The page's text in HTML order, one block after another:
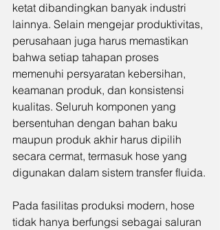
ketat dibandingkan banyak industri
lainnya. Selain mengejar produktivitas,
perusahaan juga harus memastikan
bahwa setiap tahapan proses
memenuhi persyaratan kebersihan,
keamanan produk, dan konsistensi
kualitas. Seluruh komponen yang
bersentuhan dengan bahan baku
maupun produk akhir harus dipilih
secara cermat, termasuk hose yang
digunakan dalam sistem transfer fluida.
Pada fasilitas produksi modern, hose
tidak hanya berfungsi sebagai saluran